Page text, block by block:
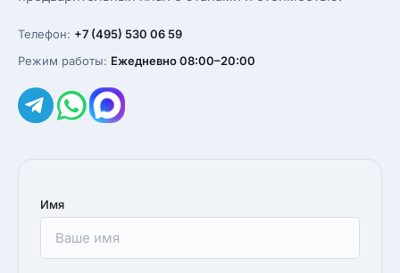
Телефон: +7 (495) 530 06 59
Режим работы: Ежедневно 08:00–20:00
Имя